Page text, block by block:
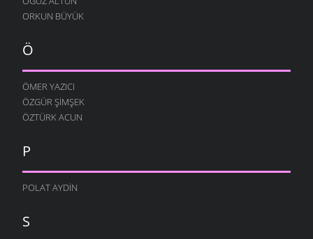
ORKUN BÜYÜK
Ö
ÖMER YAZICI
ÖZGÜR ŞIMŞEK
ÖZTÜRK ACUN
P
POLAT AYDIN
S